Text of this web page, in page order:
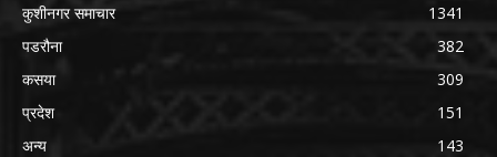
कुशीनगर समाचार
1341
पडरौना
382
कसया
309
प्रदेश
151
अन्य
143